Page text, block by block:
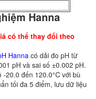
Hanna
có thể thay đổi theo
Hannacó dải đo pH từ
pH và sai số ±0.002 pH.
20.0 đến 120.0°C với bù
tối đa 5 điểm, lưu dữ liệu